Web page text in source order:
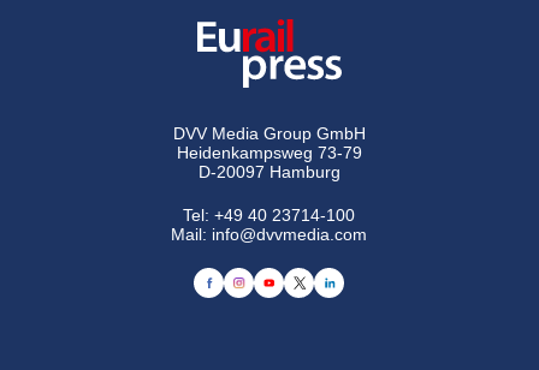
DVV Media Group GmbH
Heidenkampsweg 73-79
D-20097 Hamburg
Tel:+49 40 23714-100
Mail: info@dvvmedia.com